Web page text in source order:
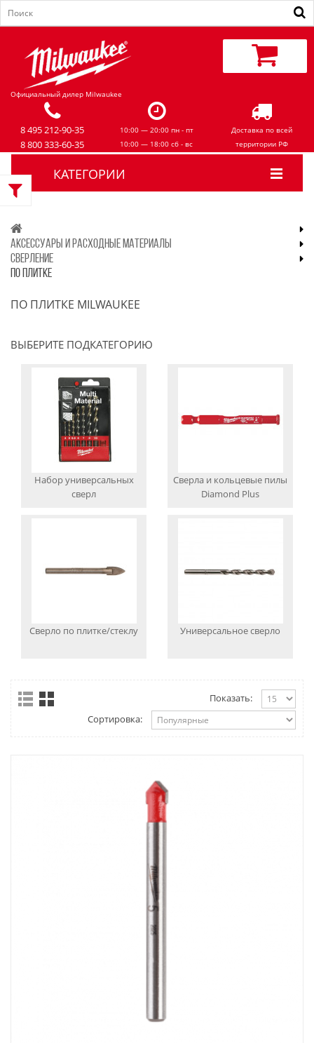
Официальный дилер Milwaukee
8 495 212-90-35
8 800 333-60-35
10:00 — 20:00 пн - пт
10:00 — 18:00 сб - вс
Доставка по всей
территории РФ
КАТЕГОРИИ
АКСЕССУАРЫ И РАСХОДНЫЕ МАТЕРИАЛЫ
СВЕРЛЕНИЕ
ПО ПЛИТКЕ
ПО ПЛИТКЕ MILWAUKEE
ВЫБЕРИТЕ ПОДКАТЕГОРИЮ
Набор универсальных
сверл
Сверла и кольцевые пилы
Diamond Plus
Сверло по плитке/стеклу Универсальное сверло
Показать:
Сортировка: